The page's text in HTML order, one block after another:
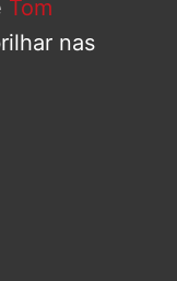
Tom
nas